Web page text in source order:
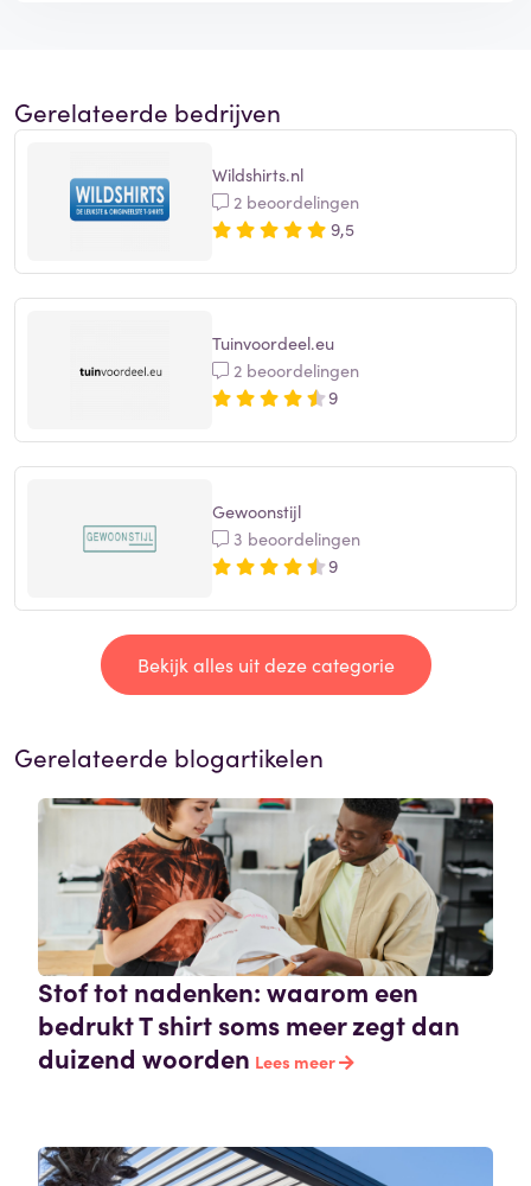
Gerelateerde bedrijven
Wildshirts.nl
2 beoordelingen
9,5
Tuinvoordeel.eu
2 beoordelingen
9
Gewoonstijl
3 beoordelingen
9
Bekijk alles uit deze categorie
Gerelateerde blogartikelen
Stof tot nadenken: waarom een
bedrukt T shirt soms meer zegt dan
duizend woorden Lees meer